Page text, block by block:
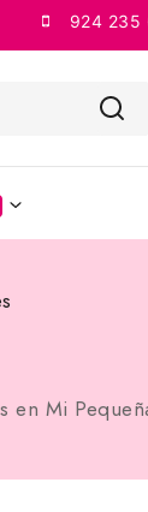
924 235
en Mi